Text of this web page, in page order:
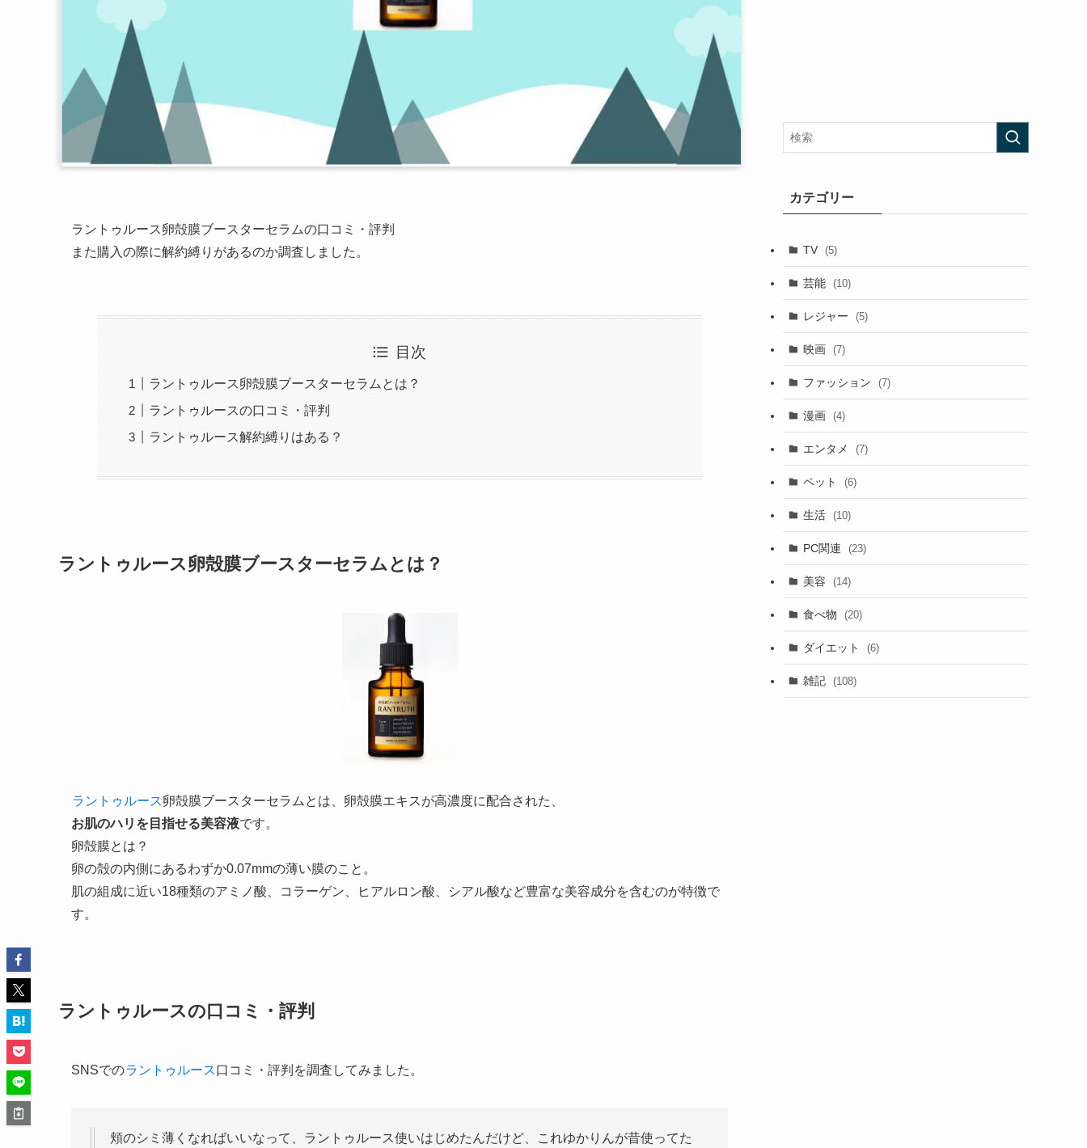
ラントゥルース卵殻膜ブースターセラムの口コミ・評判
また購入の際に解約縛りがあるのか調査しました。
目次
ラントゥルース卵殻膜ブースターセラムとは？
ラントゥルースの口コミ・評判
ラントゥルース解約縛りはある？
ラントゥルース卵殻膜ブースターセラムとは？
ラントゥルース卵殻膜ブースターセラムとは、卵殻膜エキスが高濃度に配合された、
お肌のハリを目指せる美容液です。
卵殻膜とは？
卵の殻の内側にあるわずか0.07mmの薄い膜のこと。
肌の組成に近い18種類のアミノ酸、コラーゲン、ヒアルロン酸、シアル酸など豊富な美容成分を含むのが特徴で
す。
ラントゥルースの口コミ・評判
SNSでのラントゥルース口コミ・評判を調査してみました。
頬のシミ薄くなればいいなって、ラントゥルース使いはじめたんだけど、これゆかりんが昔使ってた
カテゴリー
TV (5)
芸能 (10)
レジャー (5)
映画 (7)
ファッション (7)
漫画 (4)
エンタメ (7)
ペット (6)
生活 (10)
PC関連 (23)
美容 (14)
食べ物 (20)
ダイエット (6)
雑記 (108)